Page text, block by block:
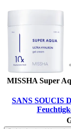
MISSHA Super
SANS SOUCIS